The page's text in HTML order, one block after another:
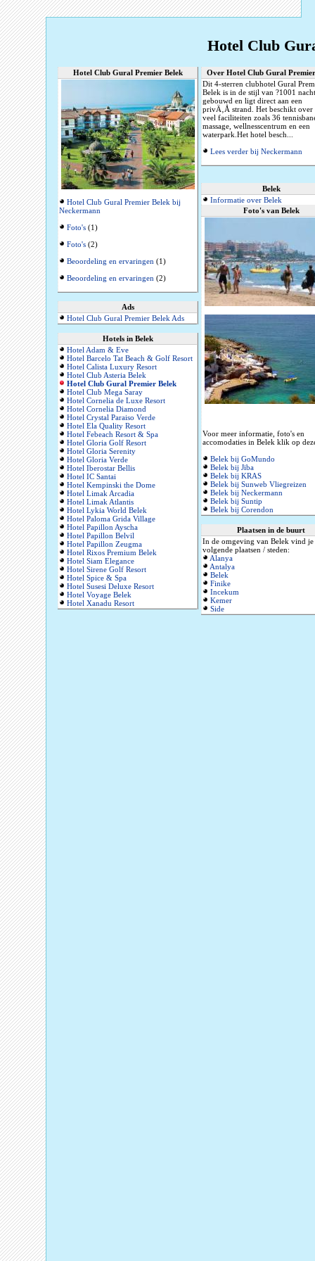
Hotel Club
Hotel Club Gural Premier Belek
Hotel Club Gural Premier Belek bij
Neckermann
Foto's (1)
Foto's (2)
Beoordeling en ervaringen (1)
Beoordeling en ervaringen (2)
Ads
Hotel Club Gural Premier Belek Ads
Hotels in Belek
Hotel Adam & Eve
Hotel Barcelo Tat Beach & Golf Resort
Hotel Calista Luxury Resort
Hotel Club Asteria Belek
Hotel Club Gural Premier Belek
Hotel Club Mega Saray
Hotel Cornelia de Luxe Resort
Hotel Cornelia Diamond
Hotel Crystal Paraiso Verde
Hotel Ela Quality Resort
Hotel Febeach Resort & Spa
Hotel Gloria Golf Resort
Hotel Gloria Serenity
Hotel Gloria Verde
Hotel Iberostar Bellis
Hotel IC Santai
Hotel Kempinski the Dome
Hotel Limak Arcadia
Hotel Limak Atlantis
Hotel Lykia World Belek
Hotel Paloma Grida Village
Hotel Papillon Ayscha
Hotel Papillon Belvil
Hotel Papillon Zeugma
Hotel Rixos Premium Belek
Hotel Siam Elegance
Hotel Sirene Golf Resort
Hotel Spice & Spa
Hotel Susesi Deluxe Resort
Hotel Voyage Belek
Hotel Xanadu Resort
Over Hotel Club Gural
Dit 4-sterren clubhotel Gural
Belek is in de stijl van ?1001
gebouwd en ligt direct aan een
privÄ‚Å strand. Het beschikt over
veel faciliteiten zoals 36
massage, wellnesscentrum en een
waterpark.Het hotel besch...
Lees verder bij Neckermann
Belek
Informatie over Belek
Foto's van Belek
Voor meer informatie, foto's en
accomodaties in Belek klik op
Belek bij GoMundo
Belek bij Jiba
Belek bij KRAS
Belek bij Sunweb Vliegreizen
Belek bij Neckermann
Belek bij Suntip
Belek bij Corendon
Plaatsen in de buurt
In de omgeving van Belek vind je
volgende plaatsen / steden:
Alanya
Antalya
Belek
Finike
Incekum
Kemer
Side